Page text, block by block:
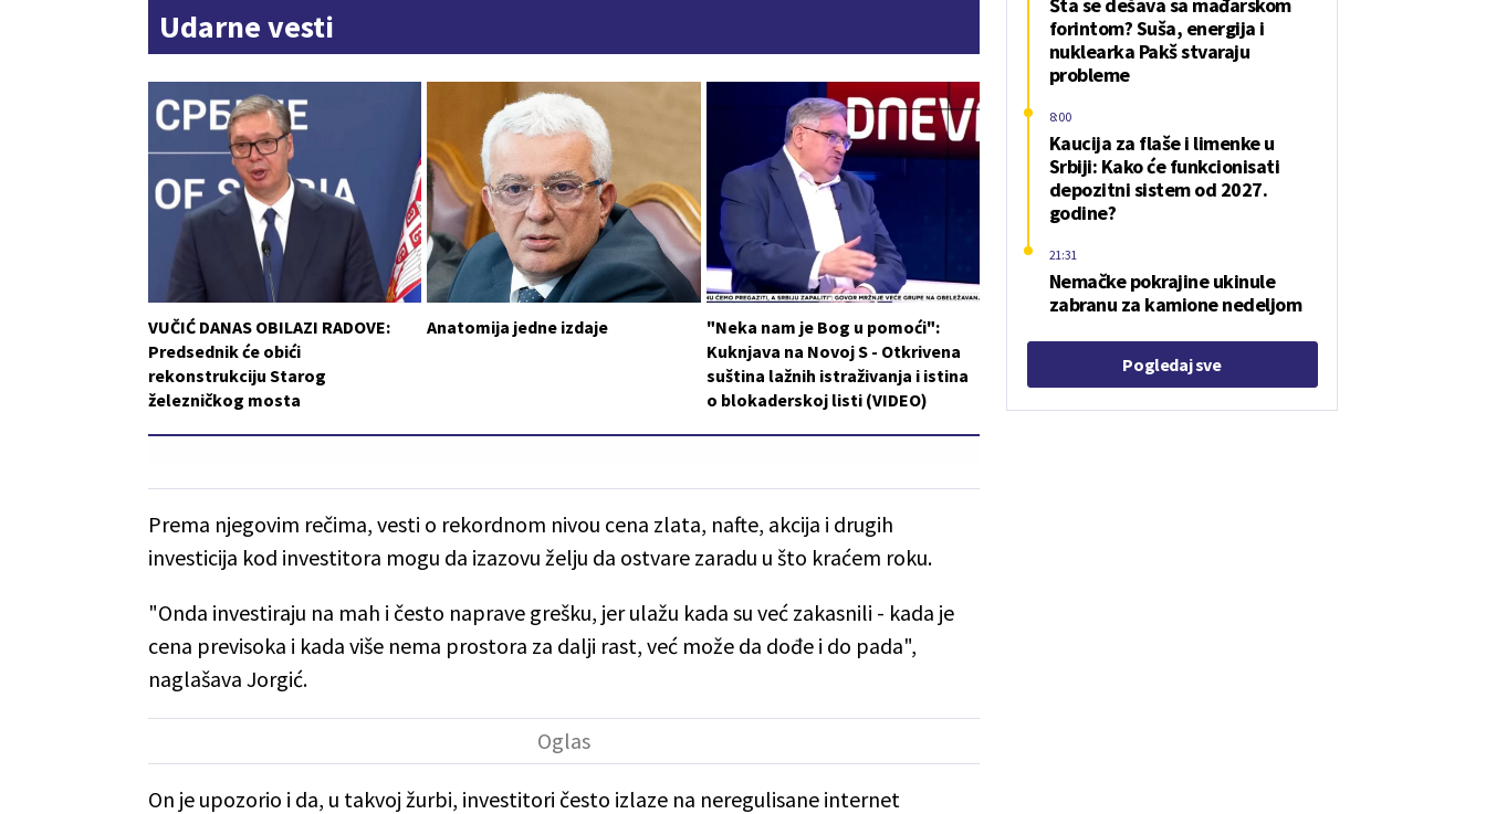
Udarne vesti
VUČIĆ DANAS OBILAZI RADOVE:
Predsednik će obići
rekonstrukciju Starog
železničkog mosta
Anatomija jedne izdaje
"Neka nam je Bog u pomoći":
Kuknjava na Novoj S - Otkrivena
suština lažnih istraživanja i istina
o blokaderskoj listi (VIDEO)
Prema njegovim rečima, vesti o rekordnom nivou cena zlata, nafte, akcija i drugih
investicija kod investitora mogu da izazovu želju da ostvare zaradu u što kraćem roku.
"Onda investiraju na mah i često naprave grešku, jer ulažu kada su već zakasnili - kada je
cena previsoka i kada više nema prostora za dalji rast, već može da dođe i do pada",
naglašava Jorgić.
On je upozorio i da, u takvoj žurbi, investitori često izlaze na neregulisane internet
forintom? Suša, energija i
nuklearka Pakš stvaraju
probleme
Kaucija za flaše i limenke u
Srbiji: Kako će funkcionisati
depozitni sistem od 2027.
godine?
8:00
Nemačke pokrajine ukinule
zabranu za kamione nedeljom
21:31
Pogledaj sve